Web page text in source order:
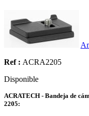
Ref : ACRA2205
Disponible
ACRATECH - Bandeja de
2205: